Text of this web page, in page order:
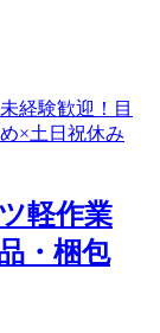
軽作業
・梱包